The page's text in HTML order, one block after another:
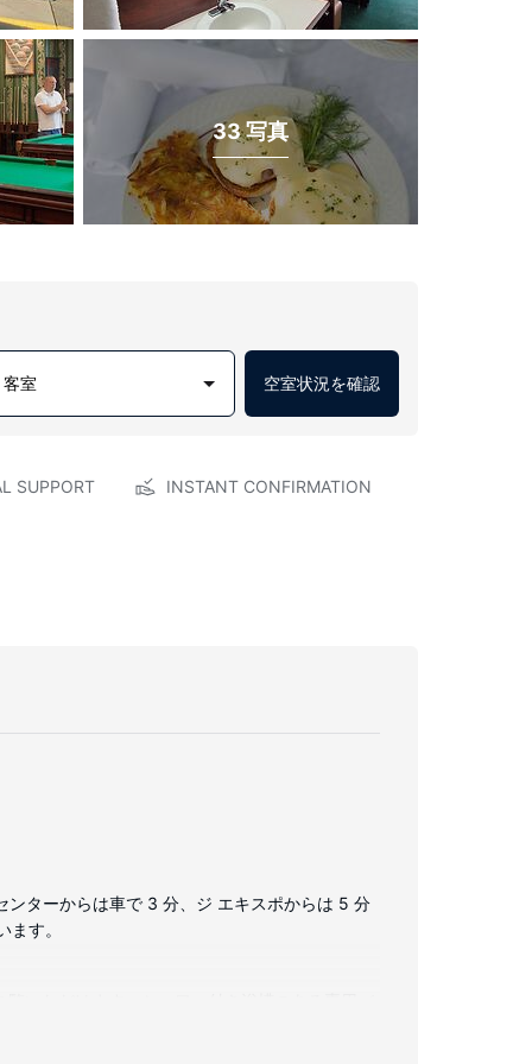
33 写真
客室 空室状況を確認
SUPPORT INSTANT CONFIRMATION
ンターからは車で 3 分、ジ エキスポからは 5 分
す。